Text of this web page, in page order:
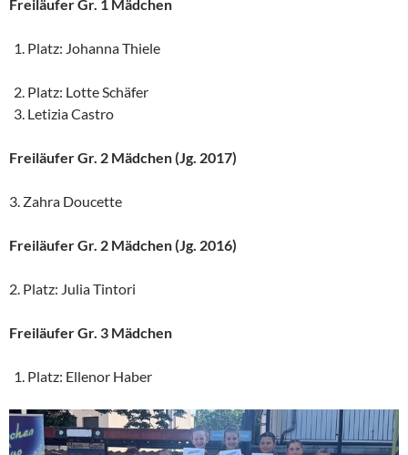
Freiläufer Gr. 1 Mädchen
Platz: Johanna Thiele
Platz: Lotte Schäfer
Letizia Castro
Freiläufer Gr. 2 Mädchen (Jg. 2017)
3. Zahra Doucette
Freiläufer Gr. 2 Mädchen (Jg. 2016)
2. Platz: Julia Tintori
Freiläufer Gr. 3 Mädchen
Platz: Ellenor Haber